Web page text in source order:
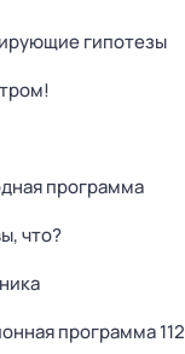
гипотезы
программа
что?
программа 112